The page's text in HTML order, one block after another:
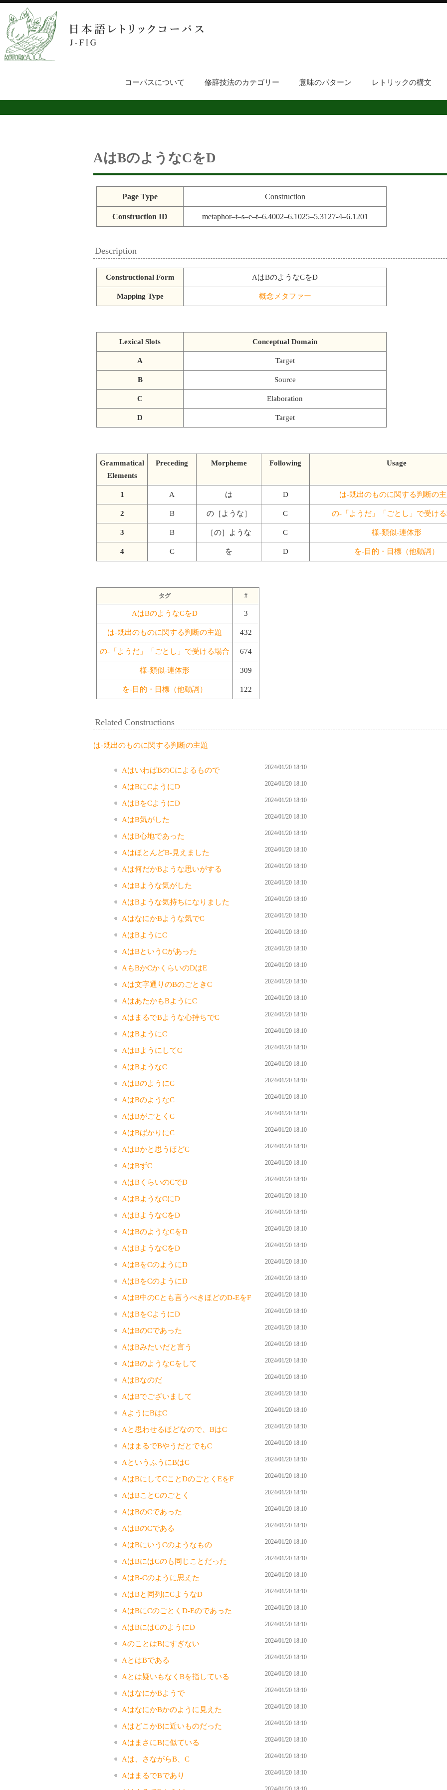
コーパスについて 修辞技法のカテゴリー 意味のパターン レトリックの構文
AはBのようなCをD
Page Type Construction
Construction ID metaphor–t–s–e–t–6.4002–6.1025–5.3127-4–6.1201
Description
Constructional Form AはBのようなCをD
Mapping Type 概念メタファー
Lexical Slots Conceptual Domain
A Target
B Source
C Elaboration
D Target
Grammatical
Elements
Preceding Morpheme Following Usage
1 A は D は-既出のものに関する判断の
2 B の［ような］ C の-「ようだ」「ごとし」で受け
3 B ［の］ような C 様-類似-連体形
4 C を D を-目的・目標（他動詞）
タグ #
AはBのようなCをD 3
は-既出のものに関する判断の主題 432
の-「ようだ」「ごとし」で受ける場合 674
様-類似-連体形 309
を-目的・目標（他動詞） 122
Related Constructions
は-既出のものに関する判断の主題
AはいわばBのCによるもので 2024/01/20 18:10
AはBにCようにD 2024/01/20 18:10
AはBをCようにD 2024/01/20 18:10
AはB気がした 2024/01/20 18:10
AはB心地であった 2024/01/20 18:10
AはほとんどB-見えました 2024/01/20 18:10
Aは何だかBような思いがする 2024/01/20 18:10
AはBような気がした 2024/01/20 18:10
AはBような気持ちになりました 2024/01/20 18:10
AはなにかBような気でC 2024/01/20 18:10
AはBようにC 2024/01/20 18:10
AはBというCがあった 2024/01/20 18:10
AもBかCかくらいのDはE 2024/01/20 18:10
Aは文字通りのBのごときC 2024/01/20 18:10
AはあたかもBようにC 2024/01/20 18:10
AはまるでBような心持ちでC 2024/01/20 18:10
AはBようにC 2024/01/20 18:10
AはBようにしてC 2024/01/20 18:10
AはBようなC 2024/01/20 18:10
AはBのようにC 2024/01/20 18:10
AはBのようなC 2024/01/20 18:10
AはBがごとくC 2024/01/20 18:10
AはBばかりにC 2024/01/20 18:10
AはBかと思うほどC 2024/01/20 18:10
AはBずC 2024/01/20 18:10
AはBくらいのCでD 2024/01/20 18:10
AはBようなCにD 2024/01/20 18:10
AはBようなCをD 2024/01/20 18:10
AはBのようなCをD 2024/01/20 18:10
AはBようなCをD 2024/01/20 18:10
AはBをCのようにD 2024/01/20 18:10
AはBをCのようにD 2024/01/20 18:10
AはB中のCとも言うべきほどのD-EをF 2024/01/20 18:10
AはBをCようにD 2024/01/20 18:10
AはBのCであった 2024/01/20 18:10
AはBみたいだと言う 2024/01/20 18:10
AはBのようなCをして 2024/01/20 18:10
AはBなのだ 2024/01/20 18:10
AはBでございまして 2024/01/20 18:10
AようにBはC 2024/01/20 18:10
Aと思わせるほどなので、BはC 2024/01/20 18:10
AはまるでBやうだとでもC 2024/01/20 18:10
AというふうにBはC 2024/01/20 18:10
AはBにしてCことDのごとくEをF 2024/01/20 18:10
AはBことCのごとく 2024/01/20 18:10
AはBのCであった 2024/01/20 18:10
AはBのCである 2024/01/20 18:10
AはBにいうCのようなもの 2024/01/20 18:10
AはBにはCのも同じことだった 2024/01/20 18:10
AはB-Cのように思えた 2024/01/20 18:10
AはBと同列にCようなD 2024/01/20 18:10
AはBにCのごとくD-Eのであった 2024/01/20 18:10
AはBにはCのようにD 2024/01/20 18:10
AのことはBにすぎない 2024/01/20 18:10
AとはBである 2024/01/20 18:10
Aとは疑いもなくBを指している 2024/01/20 18:10
AはなにかBようで 2024/01/20 18:10
AはなにかBかのように見えた 2024/01/20 18:10
AはどこかBに近いものだった 2024/01/20 18:10
AはまさにBに似ている 2024/01/20 18:10
Aは、さながらB、C 2024/01/20 18:10
AはまるでBであり 2024/01/20 18:10